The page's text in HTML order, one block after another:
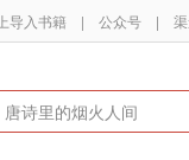
导入书籍 | 公众号 |